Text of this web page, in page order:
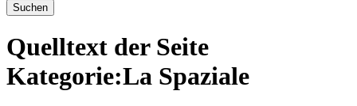
Suchen
Quelltext der Seite
Kategorie:La Spaziale